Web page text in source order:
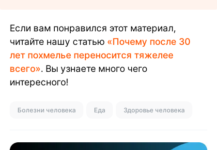
Если вам понравился этот материал,
читайте нашу статью «Почему после 30
лет похмелье переносится тяжелее
всего». Вы узнаете много чего
интересного!
Болезни человека Еда Здоровье человека